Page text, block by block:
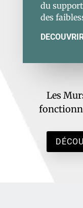
du
des
Les